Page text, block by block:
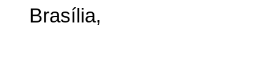
Brasília,